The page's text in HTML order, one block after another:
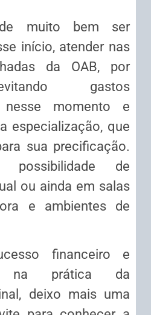
muito bem ser
início, atender nas
da OAB, por
gastos
nesse momento e
especialização, que
sua precificação.
de
ou ainda em salas
e ambientes de
financeiro e
na prática da
deixo mais uma